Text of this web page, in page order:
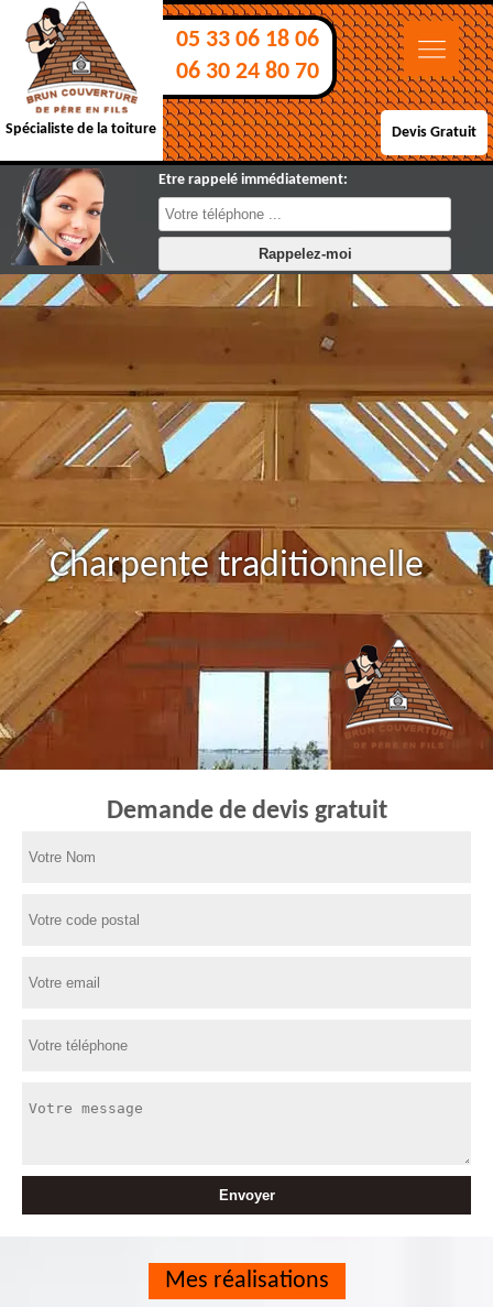
Spécialiste de la toiture
05 33 06 18 06
06 30 24 80 70
Devis Gratuit
Etre rappelé immédiatement:
Charpente traditionnelle
Demande de devis gratuit
Mes réalisations